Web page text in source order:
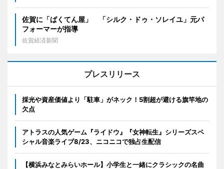
佐賀に「ばくてん屋」 「シルク・ドゥ・ソレイユ」元パ
フォーマーが指導
佐賀経済新聞
プレスリリース
採光や資産価値より「駐車」がネック！5割超が避ける旗竿地の
欠点
アトラスの人気ゲーム『ライドウ』『女神転生』シリーズスペ
シャル音楽ライブ8/23、ニコニコで独占生配信
【横浜みなとみらいホール】小学生と一緒にクラシックの名曲